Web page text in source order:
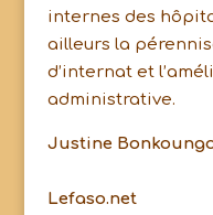
internes des
ailleurs la
d’internat et
administrative.
Justine
Lefaso.net